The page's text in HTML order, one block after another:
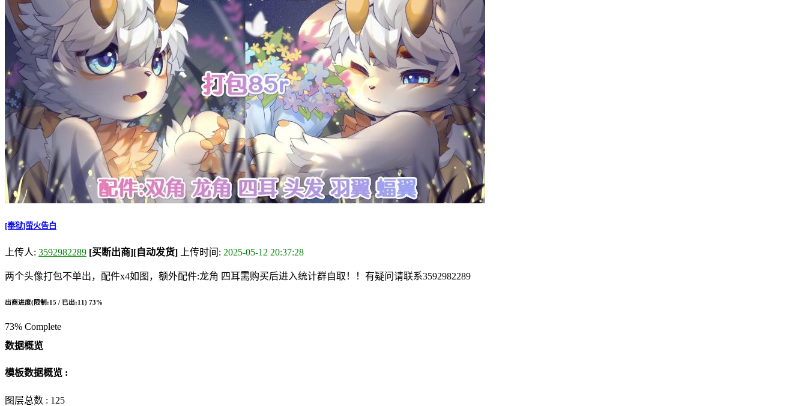
[奉狱]萤火告白
上传人: 3592982289 [买断出商][自动发货] 上传时间: 2025-05-12 20:37:28
两个头像打包不单出，配件x4如图，额外配件:龙角 四耳需购买后进入统计群自取！！有疑问请联系3592982289
出商进度(限制:15 / 已出:11) 73%
73% Complete
数据概览
模板数据概览 :
图层总数 : 125